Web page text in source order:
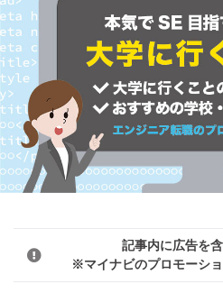
記事内に広告を
※マイナビのプロモーショ